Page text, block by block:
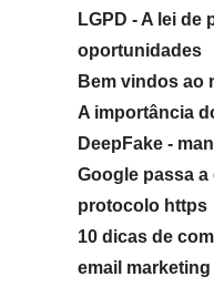
LGPD - A lei
oportunidades
Bem vindos ao
A importância
DeepFake -
Google passa
protocolo https
10 dicas de
email